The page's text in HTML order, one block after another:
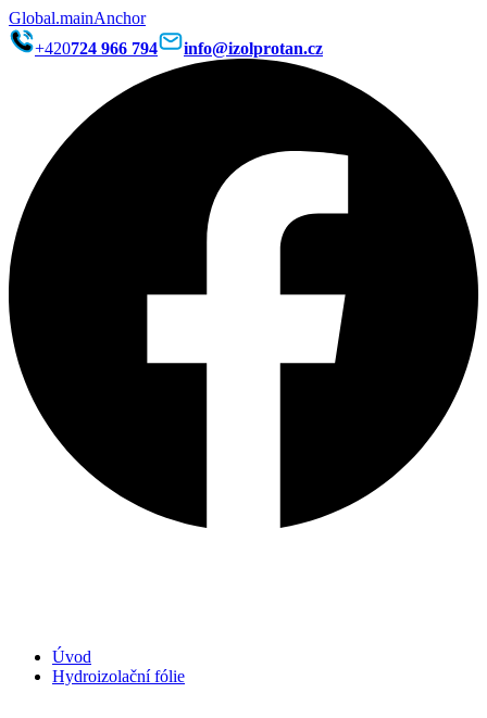
Global.mainAnchor
+420724 966 794 info@izolprotan.cz
Úvod
Hydroizolační fólie